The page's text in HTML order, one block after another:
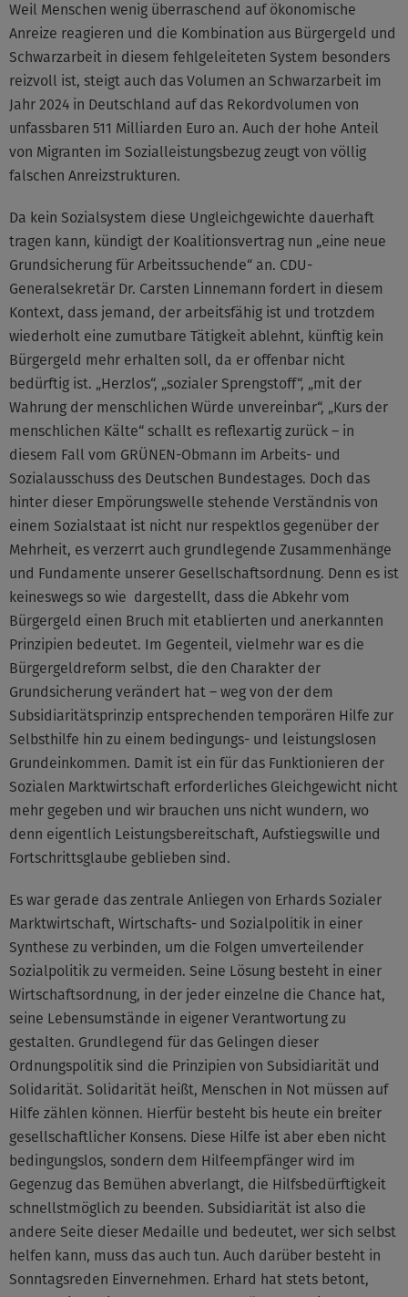
Weil Menschen wenig überraschend auf ökonomische
Anreize reagieren und die Kombination aus Bürgergeld und
Schwarzarbeit in diesem fehlgeleiteten System besonders
reizvoll ist, steigt auch das Volumen an Schwarzarbeit im
Jahr 2024 in Deutschland auf das Rekordvolumen von
unfassbaren 511 Milliarden Euro an. Auch der hohe Anteil
von Migranten im Sozialleistungsbezug zeugt von völlig
falschen Anreizstrukturen.
Da kein Sozialsystem diese Ungleichgewichte dauerhaft
tragen kann, kündigt der Koalitionsvertrag nun „eine neue
Grundsicherung für Arbeitssuchende“ an. CDU-
Generalsekretär Dr. Carsten Linnemann fordert in diesem
Kontext, dass jemand, der arbeitsfähig ist und trotzdem
wiederholt eine zumutbare Tätigkeit ablehnt, künftig kein
Bürgergeld mehr erhalten soll, da er offenbar nicht
bedürftig ist. „Herzlos“, „sozialer Sprengstoff“, „mit der
Wahrung der menschlichen Würde unvereinbar“, „Kurs der
menschlichen Kälte“ schallt es reflexartig zurück – in
diesem Fall vom GRÜNEN-Obmann im Arbeits- und
Sozialausschuss des Deutschen Bundestages. Doch das
hinter dieser Empörungswelle stehende Verständnis von
einem Sozialstaat ist nicht nur respektlos gegenüber der
Mehrheit, es verzerrt auch grundlegende Zusammenhänge
und Fundamente unserer Gesellschaftsordnung. Denn es ist
keineswegs so wie dargestellt, dass die Abkehr vom
Bürgergeld einen Bruch mit etablierten und anerkannten
Prinzipien bedeutet. Im Gegenteil, vielmehr war es die
Bürgergeldreform selbst, die den Charakter der
Grundsicherung verändert hat – weg von der dem
Subsidiaritätsprinzip entsprechenden temporären Hilfe zur
Selbsthilfe hin zu einem bedingungs- und leistungslosen
Grundeinkommen. Damit ist ein für das Funktionieren der
Sozialen Marktwirtschaft erforderliches Gleichgewicht nicht
mehr gegeben und wir brauchen uns nicht wundern, wo
denn eigentlich Leistungsbereitschaft, Aufstiegswille und
Fortschrittsglaube geblieben sind.
Es war gerade das zentrale Anliegen von Erhards Sozialer
Marktwirtschaft, Wirtschafts- und Sozialpolitik in einer
Synthese zu verbinden, um die Folgen umverteilender
Sozialpolitik zu vermeiden. Seine Lösung besteht in einer
Wirtschaftsordnung, in der jeder einzelne die Chance hat,
seine Lebensumstände in eigener Verantwortung zu
gestalten. Grundlegend für das Gelingen dieser
Ordnungspolitik sind die Prinzipien von Subsidiarität und
Solidarität. Solidarität heißt, Menschen in Not müssen auf
Hilfe zählen können. Hierfür besteht bis heute ein breiter
gesellschaftlicher Konsens. Diese Hilfe ist aber eben nicht
bedingungslos, sondern dem Hilfeempfänger wird im
Gegenzug das Bemühen abverlangt, die Hilfsbedürftigkeit
schnellstmöglich zu beenden. Subsidiarität ist also die
andere Seite dieser Medaille und bedeutet, wer sich selbst
helfen kann, muss das auch tun. Auch darüber besteht in
Sonntagsreden Einvernehmen. Erhard hat stets betont,